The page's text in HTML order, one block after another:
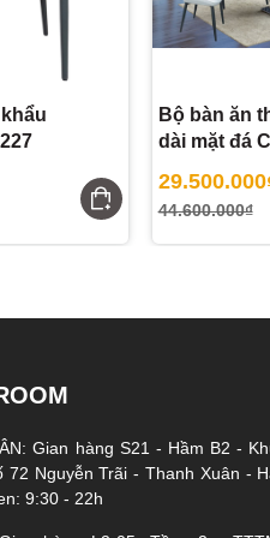
Bộ bàn ăn
dài mặt đá
44.600.000₫
Gian hàng S21 - Hầm B2 -
72 Nguyễn Trãi - Thanh Xuân -
9:30 - 22h